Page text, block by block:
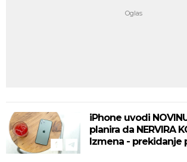
iPhone uvodi
planira da NERVIRA
Izmena - prekidanje